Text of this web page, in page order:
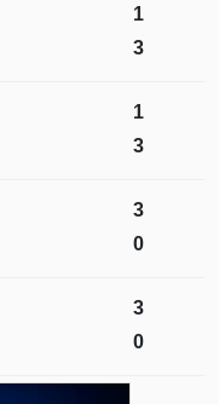
1
3
1
3
3
0
3
0